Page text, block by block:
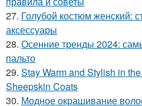
27. Голубой костюм женский:
аксессуары
28. Осенние тренды 2024:
пальто
29. Stay Warm and Stylish in
Sheepskin Coats
30. Модное окрашивание